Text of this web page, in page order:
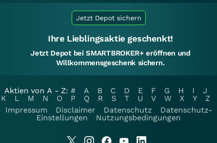
Jetzt Depot sichern
Ihre Lieblingsaktie geschenkt!
Jetzt Depot bei SMARTBROKER+ eröffnen und
Willkommensgeschenk sichern.
Aktien von A - Z: # A B C D E F G H I
J
K
L M N O P Q R S T U V W X Y
Z
Impressum
Disclaimer Datenschutz
Datenschutz-
Einstellungen
Nutzungsbedingungen